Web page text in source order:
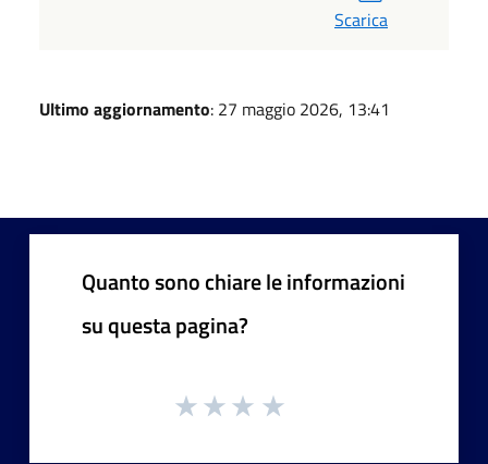
Scarica
Ultimo aggiornamento: 27 maggio 2026, 13:41
Quanto sono chiare le informazioni
su questa pagina?